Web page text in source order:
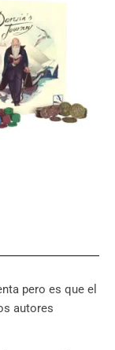
pero es que el
autores